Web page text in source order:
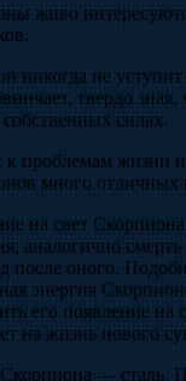
живо
никогда не уступит
твердо
собственных силах.
к проблемам жизни и
много отличных
на свет
аналогично
после оного.
энергия
его появление
на жизнь нового
— сталь.